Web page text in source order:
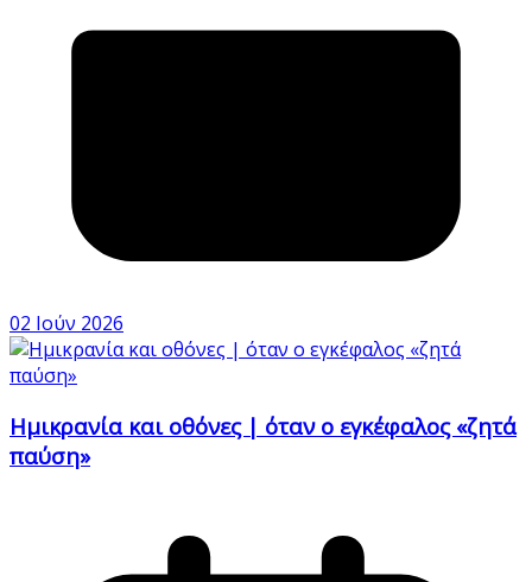
02 Ιούν 2026
Ημικρανία και οθόνες | όταν ο εγκέφαλος «ζητά
παύση»